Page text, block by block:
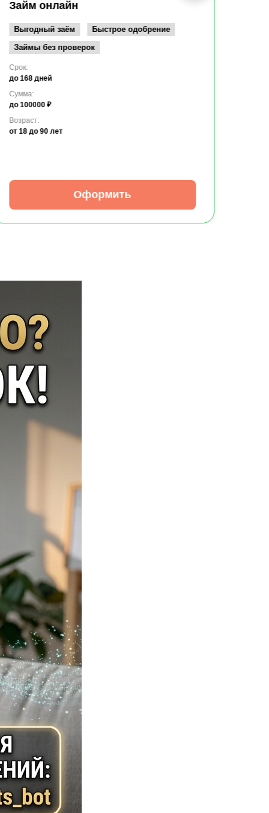
Займ онлайн
Выгодный заём
Быстрое одобрение
Займы без проверок
Срок:
до 168 дней
Сумма:
до 100000 ₽
Возраст:
от 18 до 90 лет
Оформить